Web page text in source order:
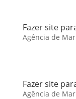
Fazer site
Agência de
Fazer site
Agência de